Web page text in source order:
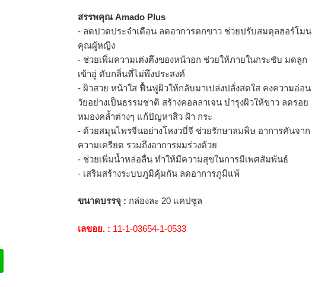
สรรพคุณ Amado Plus
- ลดปวดประจำเดือน ลดอาการตกขาว ช่วยปรับสมดุลฮอร์โมน
คุณผู้หญิง
- ช่วยเพิ่มความเต่งตึงของหน้าอก ช่วยให้ภายในกระชับ มดลูก
เข้าอู่ ดับกลิ่นที่ไม่พึงประสงค์
- ผิวสวย หน้าใส ฟื้นฟูผิวให้กลับมาเปล่งปลั่งสดใส คงความอ่อน
วัยอย่างเป็นธรรมชาติ สร้างคอลลาเจน บำรุงผิวให้ขาว ลดรอย
หมองคล้ำต่างๆ แก้ปัญหาสิว ฝ้า กระ
- ด้วยสมุนไพรจีนอย่างโหงวบี่จี ช่วยรักษาลมพิษ อาการคันจาก
ความเครียด รวมถึงอาการผมร่วงด้วย
- ช่วยเพิ่มน้ำหล่อลื่น ทำให้มีความสุขในการมีเพศสัมพันธ์
- เสริมสร้างระบบภูมิคุ้มกัน ลดอาการภูมิแพ้
ขนาดบรรจุ : กล่องละ 20 แคปซูล
เลขอย. : 11-1-03654-1-0533